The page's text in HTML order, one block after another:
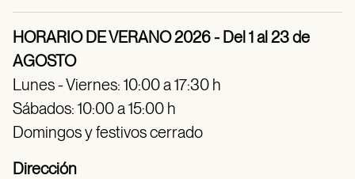
HORARIO DE VERANO 2026 - Del 1 al 23 de
AGOSTO
Lunes - Viernes: 10:00 a 17:30 h
Sábados: 10:00 a 15:00 h
Domingos y festivos cerrado
Dirección